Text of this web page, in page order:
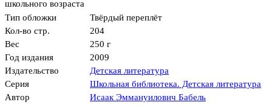
школьного возраста
Тип обложки
Твёрдый переплёт
Кол-во стр.
204
Вес
250 г
Год издания
2009
Издательство
Детская литература
Серия
Школьная библиотека. Детская литература
Автор
Исаак Эммануилович Бабель